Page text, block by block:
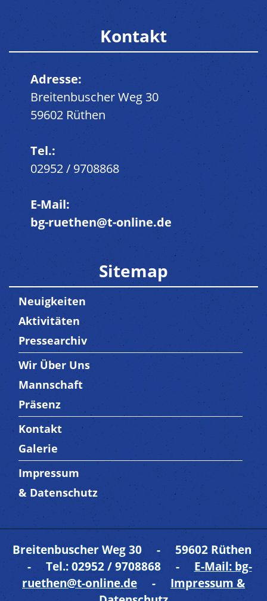
Kontakt
Adresse:
Breitenbuscher Weg 30
59602 Rüthen
Tel.:
02952 / 9708868
E-Mail:
bg-ruethen@t-online.de
Sitemap
Neuigkeiten
Aktivitäten
Pressearchiv
Trenner3
Wir Über Uns
Mannschaft
Präsenz
Trenner4
Kontakt
Galerie
Trenner 5
Impressum
& Datenschutz
Breitenbuscher Weg 30 - 59602 Rüthen
- Tel.: 02952 / 9708868 - E-Mail: bg-
ruethen@t-online.de- Impressum &